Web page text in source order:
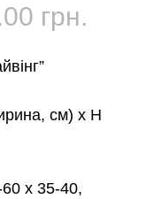
грн.
см) x H
60 x 35-40,